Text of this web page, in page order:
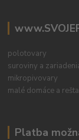
polotovary
suroviny a
mikropivovary
malé domáce a
Platba